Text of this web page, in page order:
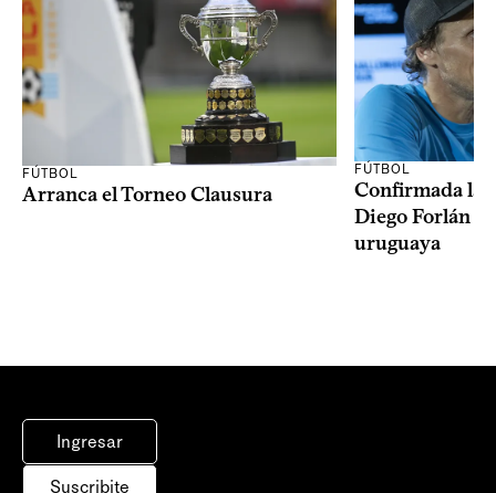
FÚTBOL
Arranca el Torneo Clausura
FÚTBOL
Confirmada la
Diego Forlán
uruguaya
Ingresar
Suscribite